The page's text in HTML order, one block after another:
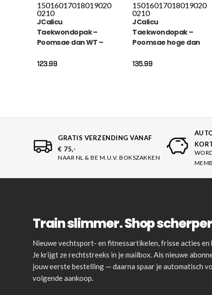
15016017018019020
0210
JCalicu
Taekwondopak –
Poomsae dan WT –
123.99
15016017018019020
0210
JCalicu
Taekwondopak –
Poomsae hoge dan
goud-zwart (JC-
135.99
GRATIS VERZENDING VANAF
€ 75,-
NAAR NL & BE M.U.V. BOKSZAKKEN
Train slimmer. Shop
Nieuwe vechtsport- en fitnessartikelen, frisse acties en
Je krijgt ze rechtstreeks in je mailbox. Als nieuwe
jouw eerste bestelling — daarna spaar je automatisch
volgende aankoop.